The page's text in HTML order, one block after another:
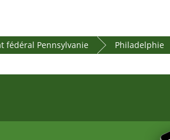
fédéral Pennsylvanie Philadelphie